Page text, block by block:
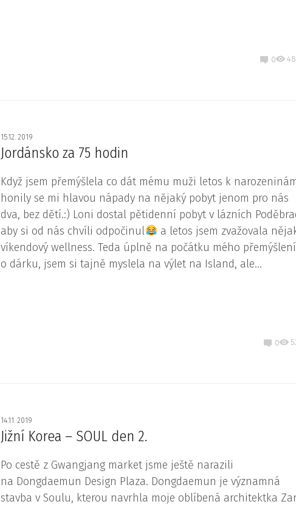
0
15.12. 2019
Jordánsko za 75 hodin
Když jsem přemýšlela co dát mému muži letos k
honily se mi hlavou nápady na nějaký pobyt jenom pro nás
dva, bez dětí.:) Loni dostal pětidenní pobyt v lázních
aby si od nás chvíli odpočinul
a letos jsem zvažovala
víkendový wellness. Teda úplně na počátku mého přemýšlení
o dárku, jsem si tajně myslela na výlet na Island, ale...
0
14.11. 2019
Jižní Korea – SOUL den 2.
Po cestě z Gwangjang market jsme ještě narazili
na Dongdaemun Design Plaza. Dongdaemun je významná
stavba v Soulu, kterou navrhla moje oblíbená architektka